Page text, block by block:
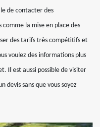
de contacter des
la mise en place des
des tarifs très compétitifs et
voulez des informations plus
Il est aussi possible de visiter
devis sans que vous soyez